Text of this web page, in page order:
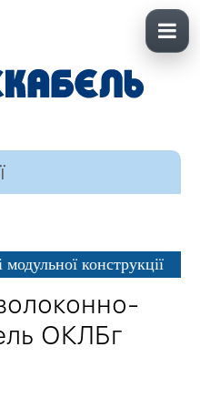
конструкції
ОКЛБг